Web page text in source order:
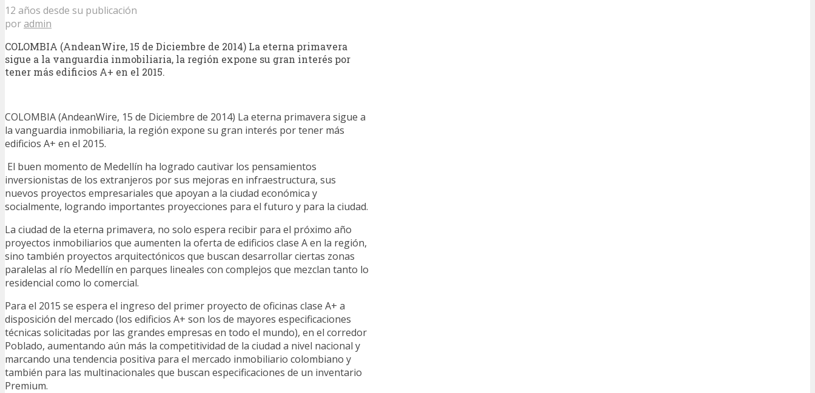
12 años desde su publicación
poradmin
COLOMBIA (AndeanWire, 15 de Diciembre de 2014) La eterna primavera
sigue a la vanguardia inmobiliaria, la región expone su gran interés por
tener más edificios A+ en el 2015.
COLOMBIA (AndeanWire, 15 de Diciembre de 2014) La eterna primavera sigue a
la vanguardia inmobiliaria, la región expone su gran interés por tener más
edificios A+ en el 2015.
El buen momento de Medellín ha logrado cautivar los pensamientos
inversionistas de los extranjeros por sus mejoras en infraestructura, sus
nuevos proyectos empresariales que apoyan a la ciudad económica y
socialmente, logrando importantes proyecciones para el futuro y para la ciudad.
La ciudad de la eterna primavera, no solo espera recibir para el próximo año
proyectos inmobiliarios que aumenten la oferta de edificios clase A en la región,
sino también proyectos arquitectónicos que buscan desarrollar ciertas zonas
paralelas al río Medellín en parques lineales con complejos que mezclan tanto lo
residencial como lo comercial.
Para el 2015 se espera el ingreso del primer proyecto de oficinas clase A+ a
disposición del mercado (los edificios A+ son los de mayores especificaciones
técnicas solicitadas por las grandes empresas en todo el mundo), en el corredor
Poblado, aumentando aún más la competitividad de la ciudad a nivel nacional y
marcando una tendencia positiva para el mercado inmobiliario colombiano y
también para las multinacionales que buscan especificaciones de un inventario
Premium.